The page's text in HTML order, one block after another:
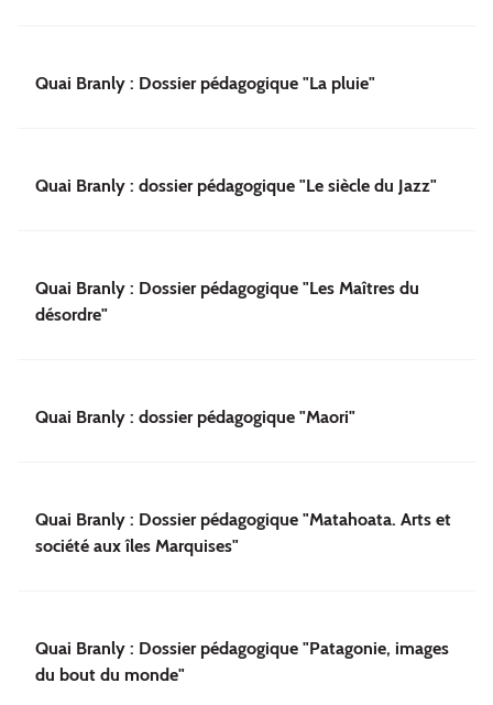
Quai Branly : Dossier pédagogique "La pluie"
Quai Branly : dossier pédagogique "Le siècle du Jazz"
Quai Branly : Dossier pédagogique "Les Maîtres du
désordre"
Quai Branly : dossier pédagogique "Maori"
Quai Branly : Dossier pédagogique "Matahoata. Arts et
société aux îles Marquises"
Quai Branly : Dossier pédagogique "Patagonie, images
du bout du monde"